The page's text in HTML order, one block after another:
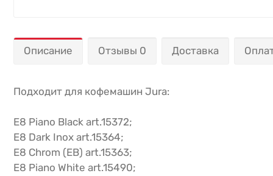
Описание Отзывы 0 Доставка
Подходит для кофемашин Jura:
E8 Piano Black art.15372;
E8 Dark Inox art.15364;
E8 Chrom (EB) art.15363;
E8 Piano White art.15490;